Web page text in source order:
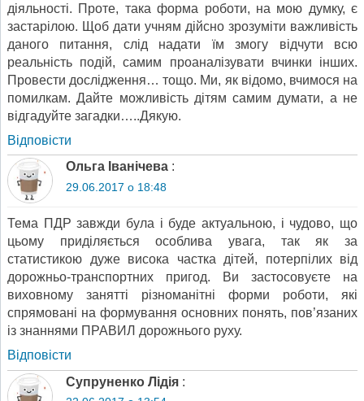
діяльності. Проте, така форма роботи, на мою думку, є
застарілою. Щоб дати учням дійсно зрозуміти важливість
даного питання, слід надати їм змогу відчути всю
реальність подій, самим проаналізувати вчинки інших.
Провести дослідження… тощо. Ми, як відомо, вчимося на
помилкам. Дайте можливість дітям самим думати, а не
відгадуйте загадки…..Дякую.
Відповіcти
Ольга Іванічева :
29.06.2017 о 18:48
Тема ПДР завжди була і буде актуальною, і чудово, що
цьому приділяється особлива увага, так як за
статистикою дуже висока частка дітей, потерпілих від
дорожньо-транспортних пригод. Ви застосовуєте на
виховному занятті різноманітні форми роботи, які
спрямовані на формування основних понять, пов’язаних
із знаннями ПРАВИЛ дорожнього руху.
Відповіcти
Супруненко Лідія :